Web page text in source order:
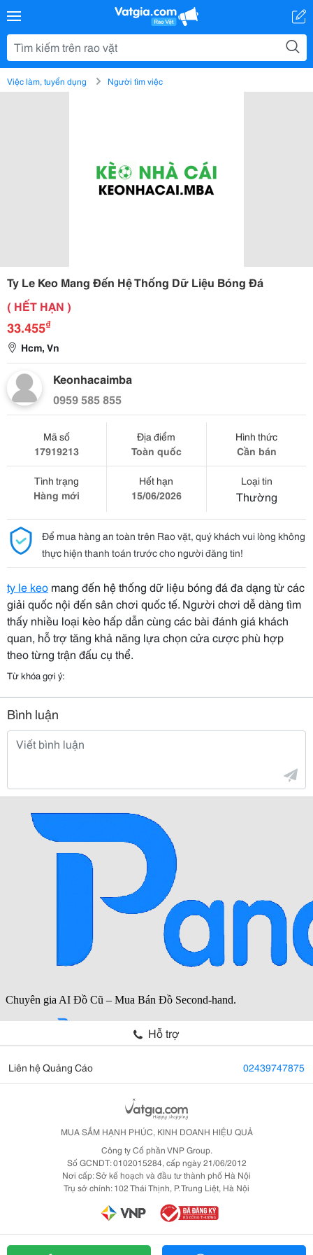
Việc làm, tuyển dụng Người tìm việc
Ty Le Keo Mang Đến Hệ Thống Dữ Liệu Bóng Đá
( HẾT HẠN )
33.455₫
Hcm, Vn
Keonhacaimba
0959 585 855
Mã số
17919213
Địa điểm
Toàn quốc
Hình thức
Cần bán
Tình trạng
Hàng mới
Hết hạn
15/06/2026
Loại tin
Thường
Để mua hàng an toàn trên Rao vặt, quý khách vui lòng không
thực hiện thanh toán trước cho người đăng tin!
ty le keo mang đến hệ thống dữ liệu bóng đá đa dạng từ các
giải quốc nội đến sân chơi quốc tế. Người chơi dễ dàng tìm
thấy nhiều loại kèo hấp dẫn cùng các bài đánh giá khách
quan, hỗ trợ tăng khả năng lựa chọn cửa cược phù hợp
theo từng trận đấu cụ thể.
Từ khóa gợi ý:
Bình luận
Hỗ trợ
Liên hệ Quảng Cáo 02439747875
MUA SẮM HẠNH PHÚC, KINH DOANH HIỆU QUẢ
Công ty Cổ phần VNP Group.
Số GCNDT: 0102015284, cấp ngày 21/06/2012
Nơi cấp: Sở kế hoạch và đầu tư thành phố Hà Nội
Trụ sở chính: 102 Thái Thịnh, P. Trung Liệt, Hà Nội